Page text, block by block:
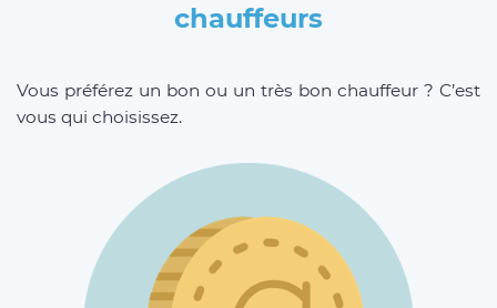
chauffeurs
Vous préférez un bon ou un très bon chauffeur ? C’est
vous qui choisissez.